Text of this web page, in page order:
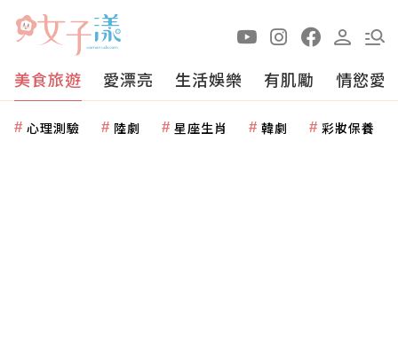
美食旅遊 愛漂亮 生活娛樂 有肌勵 情慾愛
心理測驗 陸劇 星座生肖 韓劇 彩妝保養